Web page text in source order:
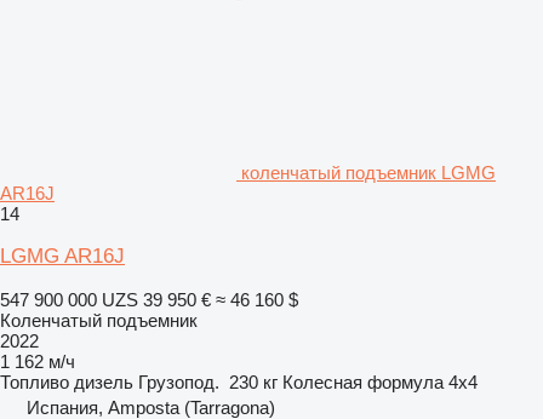
коленчатый подъемник LGMG
AR16J
14
LGMG AR16J
547 900 000 UZS 39 950 € ≈ 46 160 $
Коленчатый подъемник
2022
1 162 м/ч
Топливо дизель Грузопод. 230 кг Колесная формула 4x4
Испания, Amposta (Tarragona)